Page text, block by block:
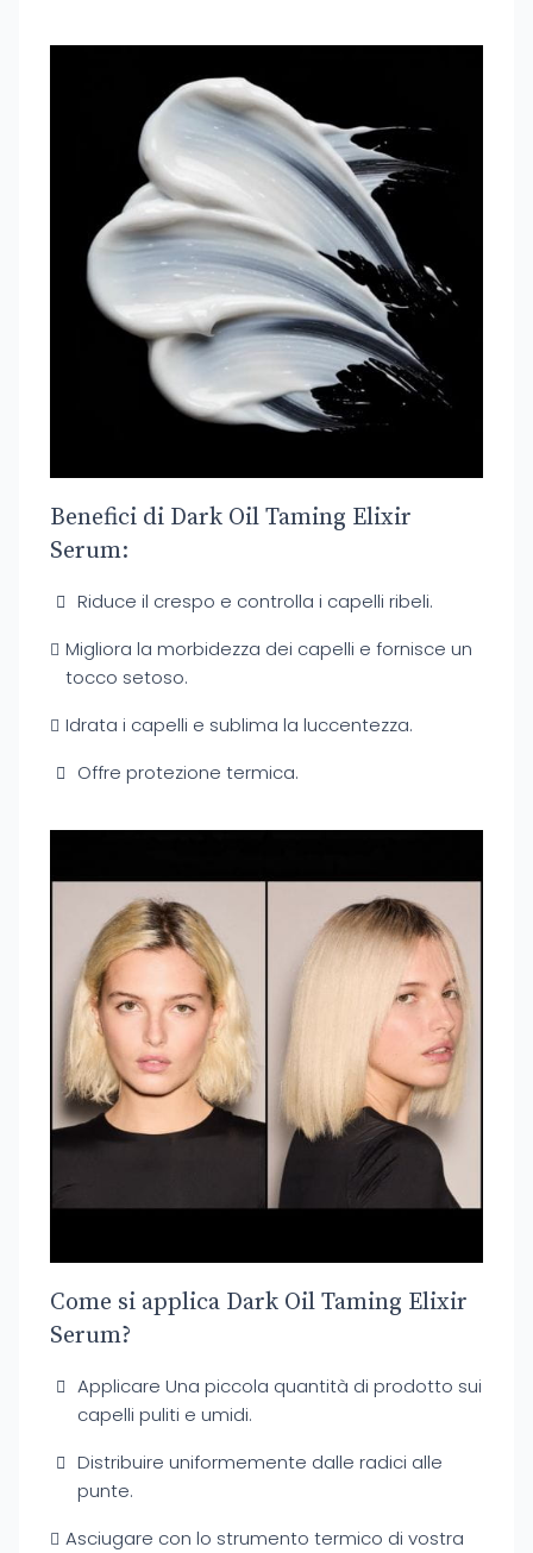
Benefici di Dark Oil Taming Elixir
Serum:
Riduce il crespo e controlla i capelli ribeli.
Migliora la morbidezza dei capelli e fornisce un
tocco setoso.
Idrata i capelli e sublima la luccentezza.
Offre protezione termica.
Come si applica Dark Oil Taming Elixir
Serum?
Applicare Una piccola quantità di prodotto sui
capelli puliti e umidi.
Distribuire uniformemente dalle radici alle
punte.
Asciugare con lo strumento termico di vostra